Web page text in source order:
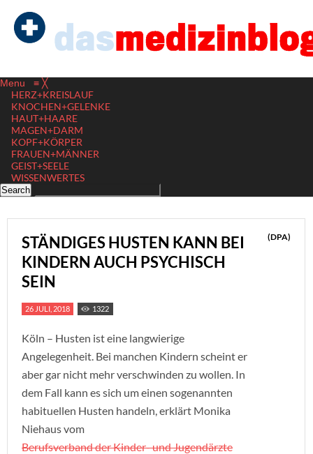
Menu ≡ ╳
HERZ+KREISLAUF
KNOCHEN+GELENKE
HAUT+HAARE
MAGEN+DARM
KOPF+KÖRPER
FRAUEN+MÄNNER
GEIST+SEELE
WISSENWERTES
STÄNDIGES HUSTEN KANN BEI
KINDERN AUCH PSYCHISCH
SEIN
(DPA)
26 JULI, 2018 1322
Köln – Husten ist eine langwierige
Angelegenheit. Bei manchen Kindern scheint er
aber gar nicht mehr verschwinden zu wollen. In
dem Fall kann es sich um einen sogenannten
habituellen Husten handeln, erklärt Monika
Niehaus vom
Berufsverband der Kinder- und Jugendärzte